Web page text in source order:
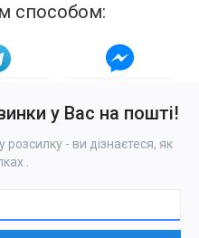
способом:
у Вас на пошті!
розсилку - ви дізнаєтеся, як